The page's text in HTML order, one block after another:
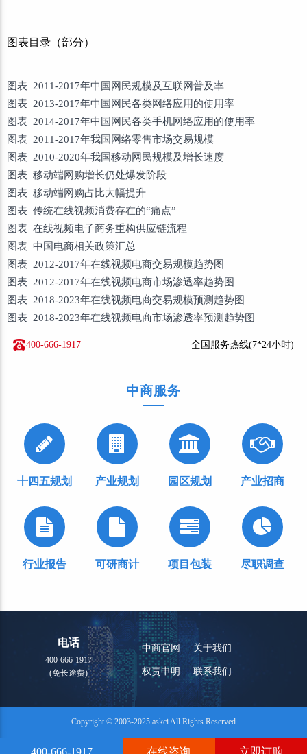
图表目录（部分）
图表 2011-2017年中国网民规模及互联网普及率
图表 2013-2017年中国网民各类网络应用的使用率
图表 2014-2017年中国网民各类手机网络应用的使用率
图表 2011-2017年我国网络零售市场交易规模
图表 2010-2020年我国移动网民规模及增长速度
图表 移动端网购增长仍处爆发阶段
图表 移动端网购占比大幅提升
图表 传统在线视频消费存在的“痛点”
图表 在线视频电子商务重构供应链流程
图表 中国电商相关政策汇总
图表 2012-2017年在线视频电商交易规模趋势图
图表 2012-2017年在线视频电商市场渗透率趋势图
图表 2018-2023年在线视频电商交易规模预测趋势图
图表 2018-2023年在线视频电商市场渗透率预测趋势图
400-666-1917 全国服务热线(7*24小时)
中商服务
十四五规划 产业规划 园区规划 产业招商
行业报告 可研商计 项目包装 尽职调查
电话
400-666-1917
(免长途费)
中商官网 关于我们
权责申明 联系我们
Copyright © 2003-2025 askci All Rights Reserved
400-666-1917 在线咨询 立即订购